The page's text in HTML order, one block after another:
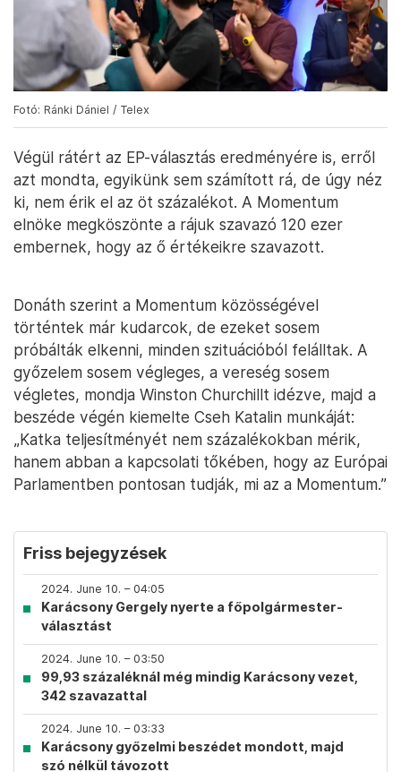
Fotó: Ránki Dániel / Telex
Végül rátért az EP-választás eredményére is, erről
azt mondta, egyikünk sem számított rá, de úgy néz
ki, nem érik el az öt százalékot. A Momentum
elnöke megköszönte a rájuk szavazó 120 ezer
embernek, hogy az ő értékeikre szavazott.
Donáth szerint a Momentum közösségével
történtek már kudarcok, de ezeket sosem
próbálták elkenni, minden szituációból felálltak. A
győzelem sosem végleges, a vereség sosem
végletes, mondja Winston Churchillt idézve, majd a
beszéde végén kiemelte Cseh Katalin munkáját:
„Katka teljesítményét nem százalékokban mérik,
hanem abban a kapcsolati tőkében, hogy az Európai
Parlamentben pontosan tudják, mi az a Momentum.”
Friss bejegyzések
2024. June 10. – 04:05
Karácsony Gergely nyerte a főpolgármester-
választást
2024. June 10. – 03:50
99,93 százaléknál még mindig Karácsony vezet,
342 szavazattal
2024. June 10. – 03:33
Karácsony győzelmi beszédet mondott, majd
szó nélkül távozott